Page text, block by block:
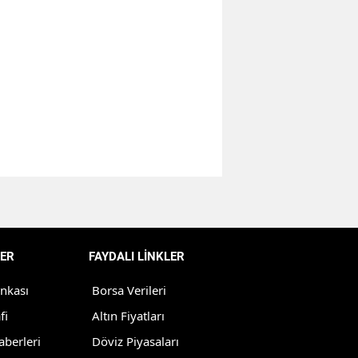
Denizli
Diyarbakır
FAYDALI LİNKLER
Borsa Verileri
Altın Fiyatları
Döviz Piyasaları